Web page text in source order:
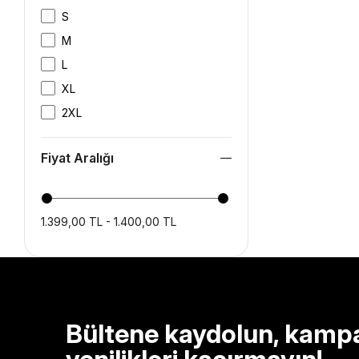
S
M
L
XL
2XL
Fiyat Aralığı
1.399,00 TL - 1.400,00 TL
Bültene kaydolun,